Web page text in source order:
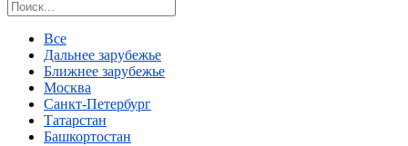
Все
Дальнее зарубежье
Ближнее зарубежье
Москва
Санкт-Петербург
Татарстан
Башкортостан